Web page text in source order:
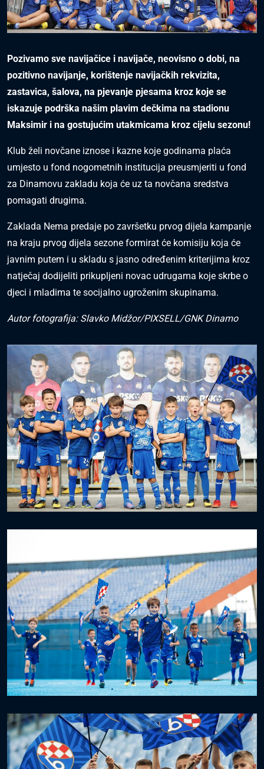
Pozivamo sve navijačice i navijače, neovisno o dobi, na
pozitivno navijanje, korištenje navijačkih rekvizita,
zastavica, šalova, na pjevanje pjesama kroz koje se
iskazuje podrška našim plavim dečkima na stadionu
Maksimir i na gostujućim utakmicama kroz cijelu sezonu!
Klub želi novčane iznose i kazne koje godinama plaća
umjesto u fond nogometnih institucija preusmjeriti u fond
za Dinamovu zakladu koja će uz ta novčana sredstva
pomagati drugima.
Zaklada Nema predaje po završetku prvog dijela kampanje
na kraju prvog dijela sezone formirat će komisiju koja će
javnim putem i u skladu s jasno određenim kriterijima kroz
natječaj dodijeliti prikupljeni novac udrugama koje skrbe o
djeci i mladima te socijalno ugroženim skupinama.
Autor fotografija: Slavko Midžor/PIXSELL/GNK Dinamo